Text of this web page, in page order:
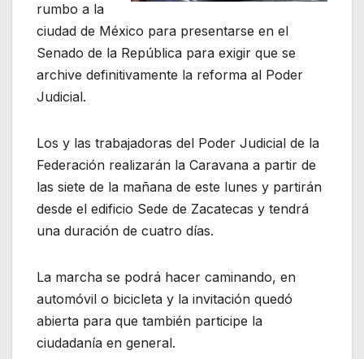
rumbo a la
ciudad de México para presentarse en el
Senado de la República para exigir que se
archive definitivamente la reforma al Poder
Judicial.
Los y las trabajadoras del Poder Judicial de la
Federación realizarán la Caravana a partir de
las siete de la mañana de este lunes y partirán
desde el edificio Sede de Zacatecas y tendrá
una duración de cuatro días.
La marcha se podrá hacer caminando, en
automóvil o bicicleta y la invitación quedó
abierta para que también participe la
ciudadanía en general.